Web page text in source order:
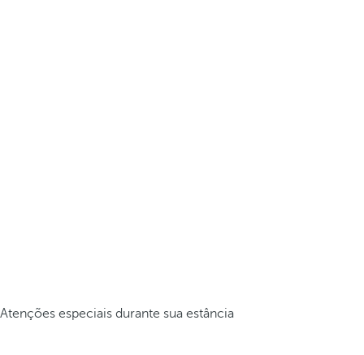
Atenções especiais durante sua estância